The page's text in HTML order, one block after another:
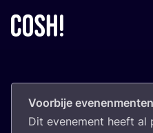
Voorbije evenenmenten
Dit eve­ne­ment heeft al